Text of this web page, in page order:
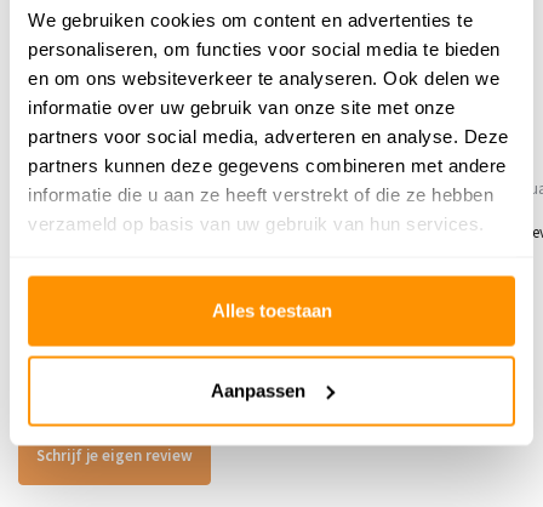
We gebruiken cookies om content en advertenties te
personaliseren, om functies voor social media te bieden
en om ons websiteverkeer te analyseren. Ook delen we
informatie over uw gebruik van onze site met onze
partners voor social media, adverteren en analyse. Deze
partners kunnen deze gegevens combineren met andere
informatie die u aan ze heeft verstrekt of die ze hebben
verzameld op basis van uw gebruik van hun services.
Alles toestaan
Aanpassen
Reviews
5/ Gemiddelde uit 5 beoordelingen
Gepost door:Jacquelineop 9 Februari
zo glad is, maar erg mooi van kleur en
5
Gepost door: Rachellaop 28
Super mooie kleed en erg snel
Schrijf je eigen review